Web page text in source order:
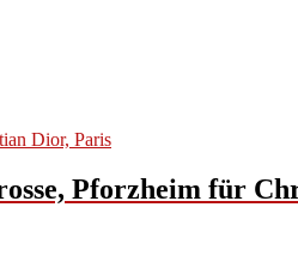
Pforzheim für